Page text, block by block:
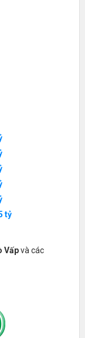
tỷ
Vấpvà các